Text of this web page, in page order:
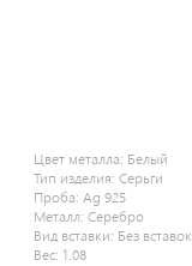
Цвет металла: Белый
Тип изделия: Серьги
Проба: Ag 925
Металл: Серебро
Вид вставки: Без вставок
Вес: 1.08